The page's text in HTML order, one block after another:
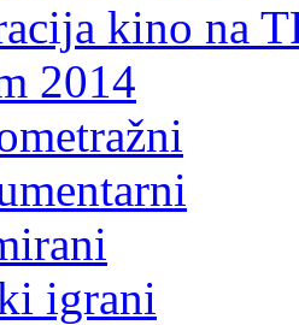
kino na
2014
igrani